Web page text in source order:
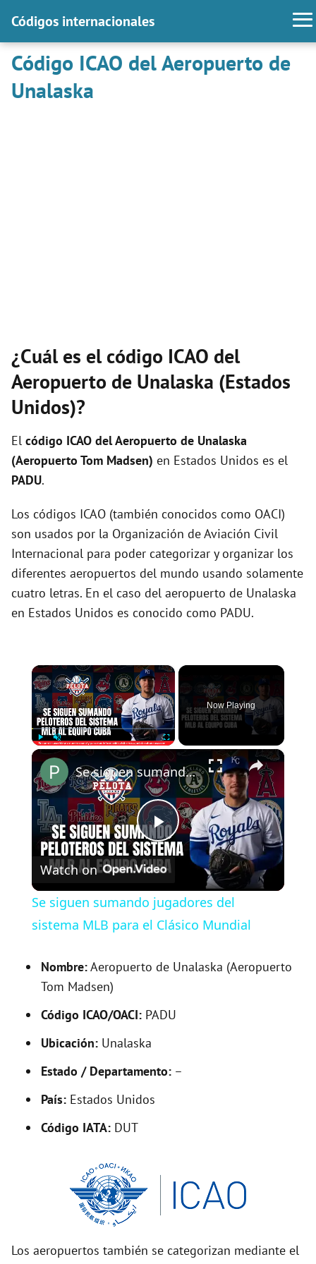
Códigos internacionales
Código ICAO del Aeropuerto de
Unalaska
¿Cuál es el código ICAO del
Aeropuerto de Unalaska (Estados
Unidos)?
El código ICAO delAeropuerto de Unalaska
(Aeropuerto Tom Madsen) en Estados Unidos es el
PADU.
Los códigos ICAO (también conocidos como OACI)
son usados por la Organización de Aviación Civil
Internacional para poder categorizar y organizar los
diferentes aeropuertos del mundo usando solamente
cuatro letras. En el caso del aeropuerto de Unalaska
en Estados Unidos es conocido como PADU.
×
Play Fullscreen
Now Playing
×
P
a
y
V
o
Se siguen sumando jugadores del sistema MLB para el Clásico Mundial
Watch on
Se siguen sumando jugadores del
sistema MLB para el Clásico Mundial
Nombre:Aeropuerto de Unalaska (Aeropuerto
Tom Madsen)
Código ICAO/OACI: PADU
Ubicación: Unalaska
Estado / Departamento: –
País: Estados Unidos
Código IATA: DUT
Los aeropuertos también se categorizan mediante el